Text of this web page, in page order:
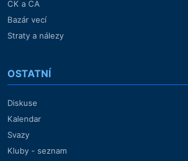
CK a CA
Bazár vecí
Straty a nálezy
OSTATNÍ
Diskuse
Kalendar
Svazy
Kluby - seznam